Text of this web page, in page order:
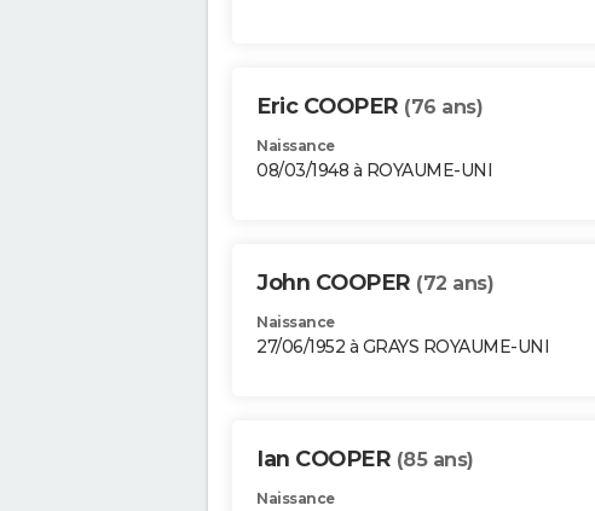
Eric COOPER (76 ans)
Naissance
08/03/1948 à ROYAUME-UNI
John COOPER (72 ans)
Naissance
27/06/1952 à GRAYS ROYAUME-UNI
Ian COOPER (85 ans)
Naissance